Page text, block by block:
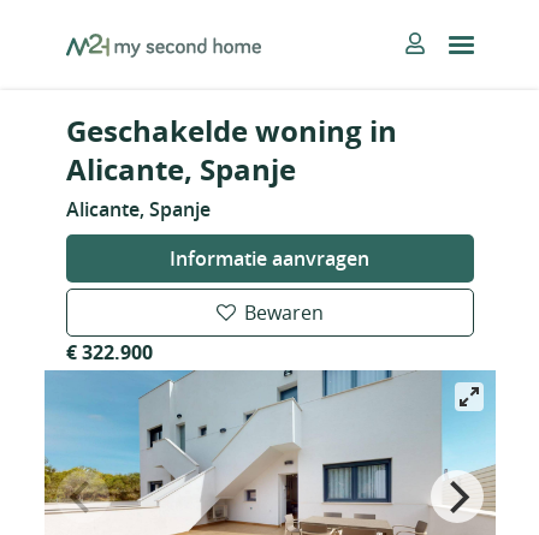
MySecondHome
Geschakelde woning in
Alicante, Spanje
Alicante, Spanje
Informatie aanvragen
Bewaren
€ 322.900